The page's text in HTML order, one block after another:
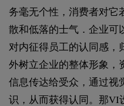
务毫无个性，消费者对它
散和低落的士气．企业可
对内征得员工的认同感，
外树立企业的整体形象，
信息传达给受众，通过视
识，从而获得认同。那VI